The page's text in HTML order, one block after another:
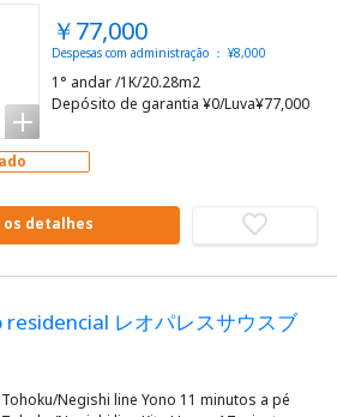
￥77,000
Despesas com administração ： ¥8,000
1° andar /1K/20.28m2
Depósito de garantia ¥0/Luva¥77,000
os detalhes
residencial レオパレスサウスブ
Tohoku/Negishi line Yono 11 minutos a pé